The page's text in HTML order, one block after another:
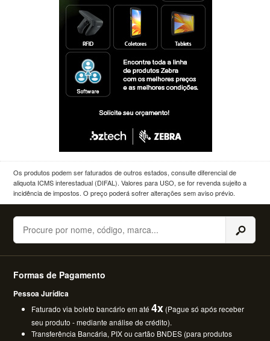
Os produtos podem ser faturados de outros estados, consulte diferencial de
aliquota ICMS interestadual (DIFAL). Valores para USO, se for revenda sujeito a
incidência de impostos. O preço poderá sofrer alterações sem aviso prévio.
Buscar
Formas de Pagamento
Pessoa Jurídica
Faturado via boleto bancário em até4x (Pague só após receber
seu produto - mediante análise de crédito).
Transferência Bancária, PIX ou cartão BNDES (para produtos